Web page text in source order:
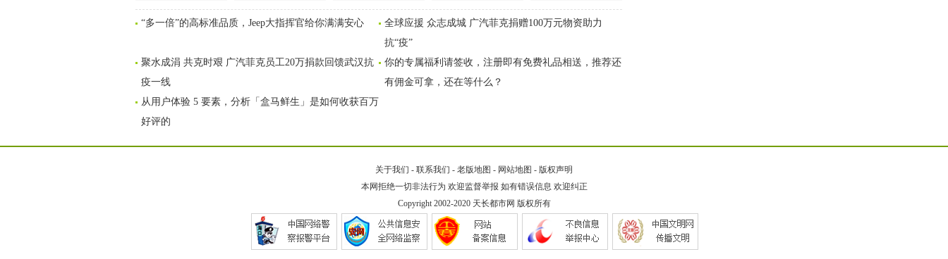
苹果在中国遇到空前麻
烦
是怎么打印出来的？
了
双发直连耳机，竟然不
是华为苹果抢先
华为Sound X旦用难回，
1900大洋花得值
“多一倍”的高标准品质，Jeep大指挥官给你满满安心
全球应援 众志成城 广汽菲克捐赠100万元物资助力
抗“疫”
聚水成涓 共克时艰 广汽菲克员工20万捐款回馈武汉抗
疫一线
你的专属福利请签收，注册即有免费礼品相送，推荐还
有佣金可拿，还在等什么？
从用户体验 5 要素，分析「盒马鲜生」是如何收获百万
好评的
关于我们 - 联系我们 - 老版地图 - 网站地图 - 版权声明
本网拒绝一切非法行为 欢迎监督举报 如有错误信息 欢迎纠正
Copyright 2002-2020 天长都市网 版权所有